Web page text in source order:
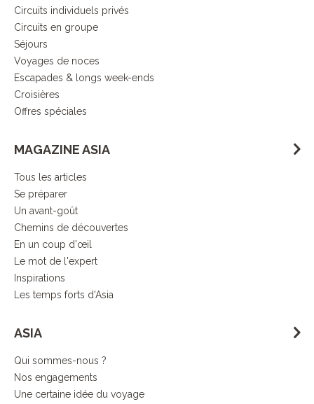
Circuits individuels privés
Circuits en groupe
Séjours
Voyages de noces
Escapades & longs week-ends
Croisières
Offres spéciales
MAGAZINE ASIA
Tous les articles
Se préparer
Un avant-goût
Chemins de découvertes
En un coup d'œil
Le mot de l'expert
Inspirations
Les temps forts d'Asia
ASIA
Qui sommes-nous ?
Nos engagements
Une certaine idée du voyage